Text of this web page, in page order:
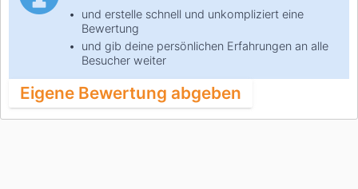
und erstelle schnell und unkompliziert eine
Bewertung
und gib deine persönlichen Erfahrungen an alle
Besucher weiter
Eigene Bewertung abgeben